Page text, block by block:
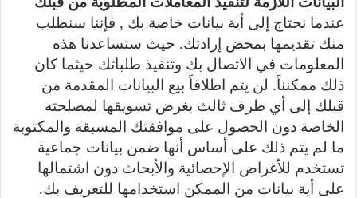
عندما نحتاج إلى أية بيانات خاصة بك , فإننا سنطلب
منك تقديمها بمحض إرادتك. حيث ستساعدنا هذه
المعلومات في الاتصال بك وتنفيذ طلباتك حيثما كان
ذلك ممكنناً. لن يتم اطلاقاً بيع البيانات المقدمة من
قبلك إلى أي طرف ثالث بغرض تسويقها لمصلحته
الخاصة دون الحصول على موافقتك المسبقة والمكتوبة
ما لم يتم ذلك على أساس أنها ضمن بيانات جماعية
تستخدم للأغراض الإحصائية والأبحاث دون اشتمالها
على أية بيانات من الممكن استخدامها للتعريف بك.